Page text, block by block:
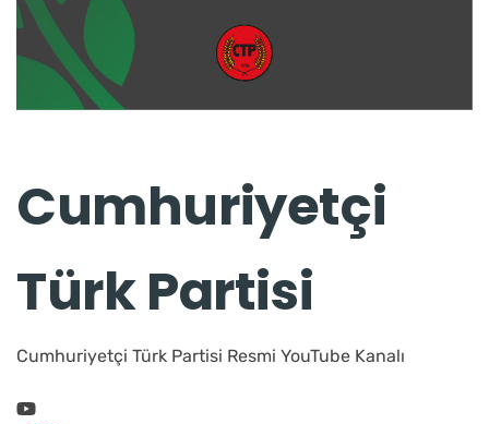
Cumhuriyetçi
Türk Partisi
Cumhuriyetçi Türk Partisi Resmi YouTube Kanalı